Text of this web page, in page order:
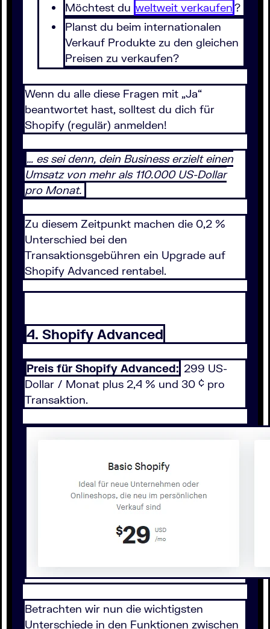
Möchtest du weltweit verkaufen?
Planst du beim internationalen
Verkauf Produkte zu den gleichen
Preisen zu verkaufen?
Wenn du alle diese Fragen mit „Ja“
beantwortet hast, solltest du dich für
Shopify (regulär) anmelden!
… es sei denn, dein Business erzielt einen
Umsatz von mehr als 110.000 US-Dollar
pro Monat.
Zu diesem Zeitpunkt machen die 0,2 %
Unterschied bei den
Transaktionsgebühren ein Upgrade auf
Shopify Advanced rentabel.
4. Shopify Advanced
Preis für Shopify Advanced: 299 US-
Dollar / Monat plus 2,4 % und 30 ¢ pro
Transaktion.
Betrachten wir nun die wichtigsten
Unterschiede in den Funktionen zwischen